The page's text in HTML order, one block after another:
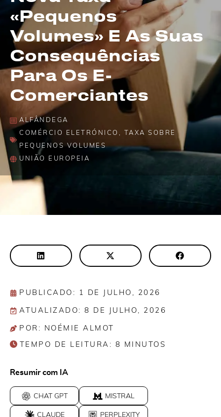
«pequenos
Volumes» E As Suas
Consequências
Para Os E-
Comerciantes
ALFÂNDEGA
COMÉRCIO ELETRÓNICO ,
TAXA SOBRE
PEQUENOS VOLUMES
UNIÃO EUROPEIA
PUBLICADO: 1 DE JULHO, 2026
ATUALIZADO: 8 DE JULHO, 2026
POR: NOÉMIE ALMOT
TEMPO DE LEITURA: 8 MINUTOS
Resumir com IA
CHAT GPT MISTRAL
CLAUDE PERPLEXITY